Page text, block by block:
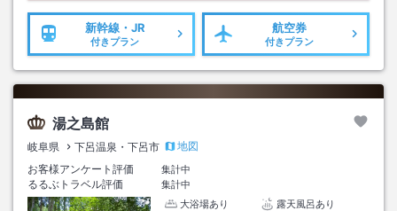
新幹線・JR
付きプラン
航空券
付きプラン
湯之島館
岐阜県 下呂温泉・下呂市
地図
お客様アンケート評価
集計中
るるぶトラベル評価
集計中
大浴場あり
露天風呂あり